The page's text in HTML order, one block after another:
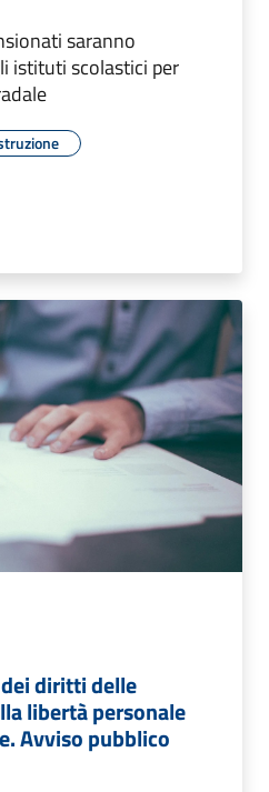
saranno
istituti scolastici per
diritti delle
libertà personale
Avviso pubblico